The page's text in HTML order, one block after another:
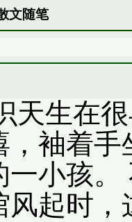
文随笔
天生在
，袖着
一小孩
风起时